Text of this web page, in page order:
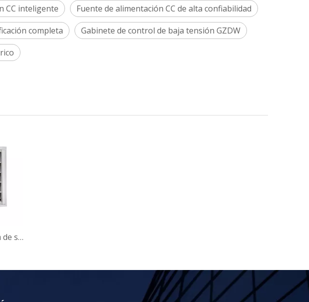
CC inteligente
Fuente de alimentación CC de alta confiabilidad
completa
Gabinete de control de baja tensión GZDW
Panel de distribución de suministro de energía CC serie GZDW